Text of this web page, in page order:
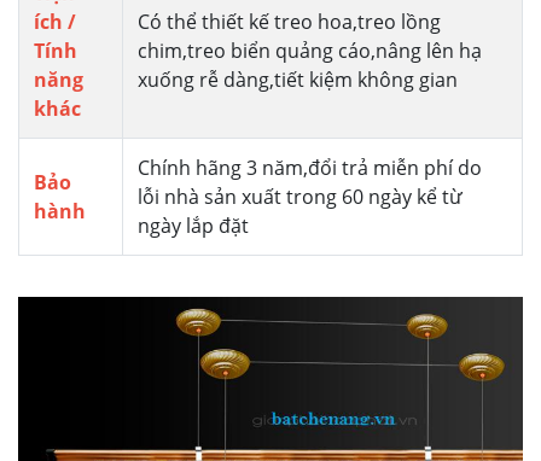
ích /
Tính
năng
khác
Có thể thiết kế treo hoa,treo lồng
chim,treo biển quảng cáo,nâng lên hạ
xuống rễ dàng,tiết kiệm không gian
Bảo
hành
Chính hãng 3 năm,đổi trả miễn phí do
lỗi nhà sản xuất trong 60 ngày kể từ
ngày lắp đặt